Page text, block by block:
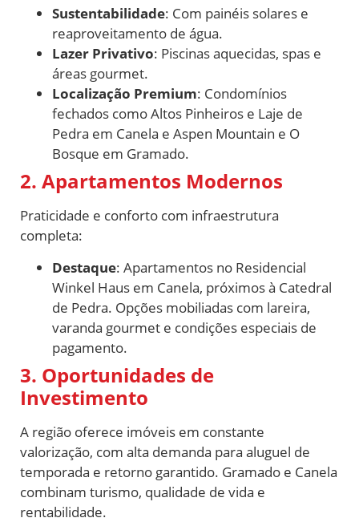
Sustentabilidade: Com painéis solares e
reaproveitamento de água.
Lazer Privativo: Piscinas aquecidas, spas e
áreas gourmet.
Localização Premium: Condomínios
fechados como Altos Pinheiros e Laje de
Pedra em Canela e Aspen Mountain e O
Bosque em Gramado.
2. Apartamentos Modernos
Praticidade e conforto com infraestrutura
completa:
Destaque: Apartamentos no Residencial
Winkel Haus em Canela, próximos à Catedral
de Pedra. Opções mobiliadas com lareira,
varanda gourmet e condições especiais de
pagamento.
3. Oportunidades de
Investimento
A região oferece imóveis em constante
valorização, com alta demanda para aluguel de
temporada e retorno garantido. Gramado e Canela
combinam turismo, qualidade de vida e
rentabilidade.